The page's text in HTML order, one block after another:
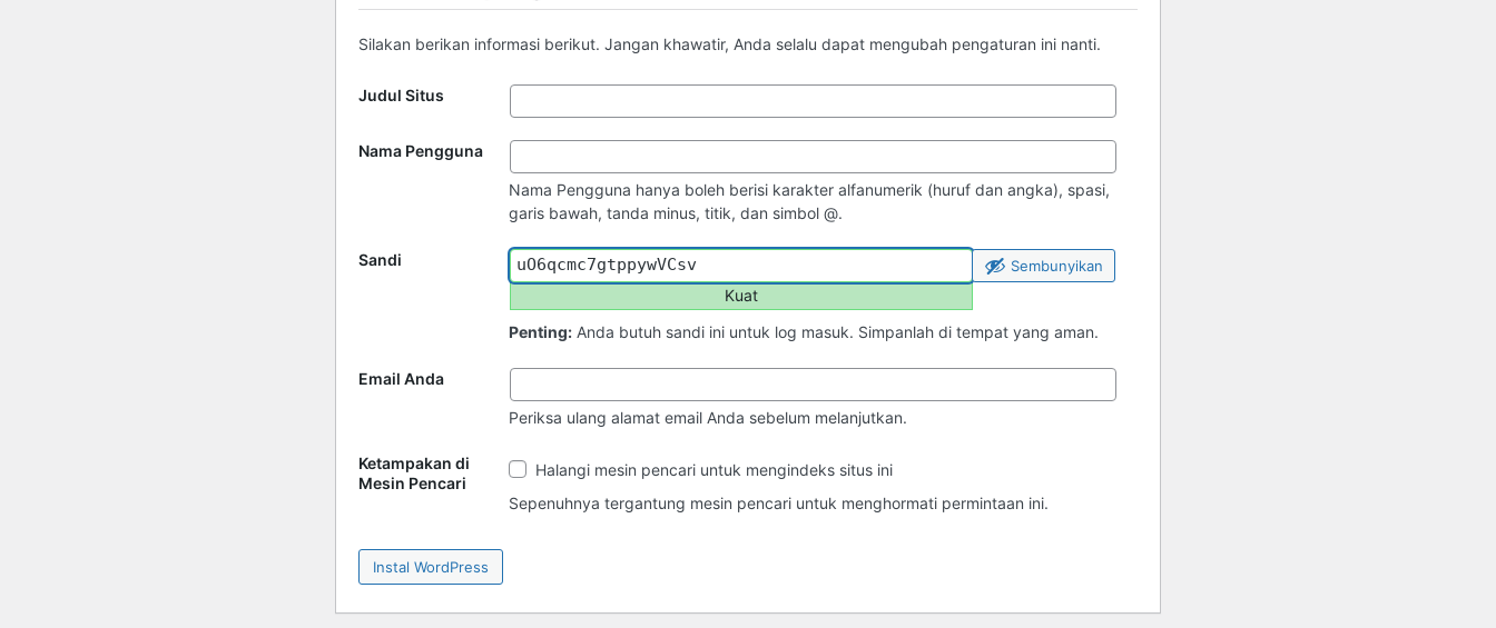
Silakan berikan informasi berikut. Jangan khawatir, Anda selalu dapat mengubah pengaturan ini nanti.
Judul Situs
Nama Pengguna
Nama Pengguna hanya boleh berisi karakter alfanumerik (huruf dan angka), spasi,
garis bawah, tanda minus, titik, dan simbol @.
Sandi
Kuat
Sembunyikan
Penting: Anda butuh sandi ini untuk log masuk. Simpanlah di tempat yang aman.
Email Anda
Periksa ulang alamat email Anda sebelum melanjutkan.
Ketampakan di
Mesin Pencari
Ketampakan
di
Mesin
Halangi mesin pencari untuk mengindeks situs ini
Sepenuhnya tergantung mesin pencari untuk menghormati permintaan ini.